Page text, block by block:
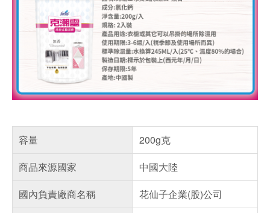
容量
200g克
商品來源國家
中國大陸
國內負責廠商名稱
花仙子企業(股)公司